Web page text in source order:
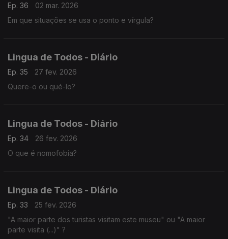
Ep. 36
02 mar. 2026
Em que situações se usa o ponto e vírgula?
Lingua de Todos - Diário
Ep. 35
27 fev. 2026
Quere-o ou qué-lo?
Lingua de Todos - Diário
Ep. 34
26 fev. 2026
O que é nomofobia?
Lingua de Todos - Diário
Ep. 33
25 fev. 2026
"A maior parte dos turistas visitam este museu" ou "A maior
parte visita (...)" ?